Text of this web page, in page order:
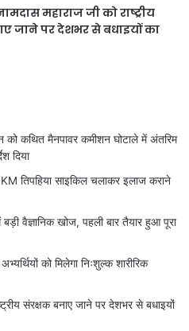
नामदास महाराज जी को राष्ट्रीय
जाने पर देशभर से बधाइयों का
को कथित मैनपावर कमीशन घोटाले में अंतरिम
दिया
तिपहिया साइकिल चलाकर इलाज कराने
वैज्ञानिक खोज, पहली बार तैयार हुआ पूरा
अभ्यर्थियों को मिलेगा निःशुल्क शारीरिक
संरक्षक बनाए जाने पर देशभर से बधाइयों